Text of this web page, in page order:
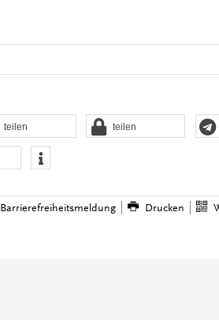
teilen teilen
Barrierefreiheitsmeldung Drucken